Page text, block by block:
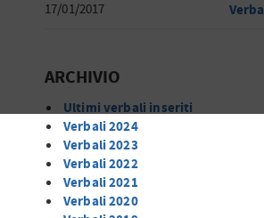
17/01/2017
ARCHIVIO
Ultimi verbali inseriti
Verbali 2024
Verbali 2023
Verbali 2022
Verbali 2021
Verbali 2020